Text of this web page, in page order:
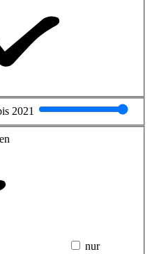
2021
nur